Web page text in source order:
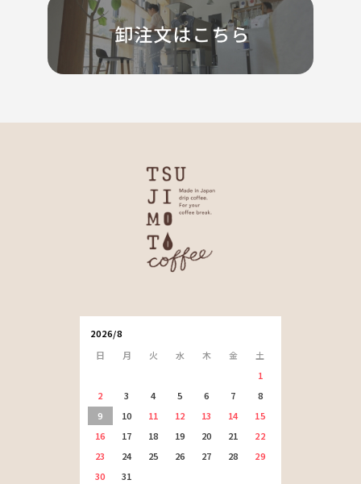
2026/8
日
月 火 水 木 金
土
1
2
3 4 5 6 7
8
9
10 11 12 13 14
15
16
17 18 19 20 21
22
23
24 25 26 27 28
29
30
31